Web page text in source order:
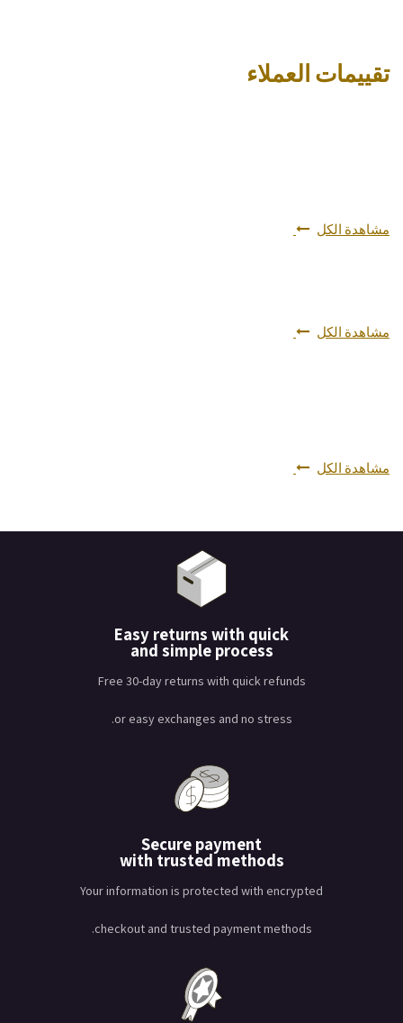
تقييمات العملاء
مشاهدة الكل
مشاهدة الكل
مشاهدة الكل
Easy returns with quick
and simple process
Free 30-day returns with quick refunds
or easy exchanges and no stress.
Secure payment
with trusted methods
Your information is protected with encrypted
checkout and trusted payment methods.